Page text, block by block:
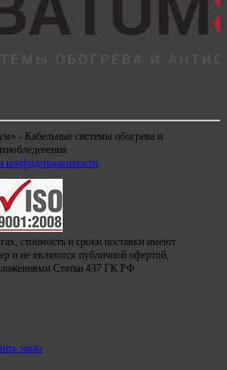
- Кабельные системы обогрева и
конфиденциальности
стоимость и сроки поставки имеют
и не являются публичной офертой,
Статьи 437 ГК РФ
заказ